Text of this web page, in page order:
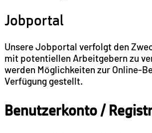
Jobportal
Unsere Jobportal verfolgt den
mit potentiellen Arbeitgebern zu
werden Möglichkeiten zur Online-
Verfügung gestellt.
Benutzerkonto /